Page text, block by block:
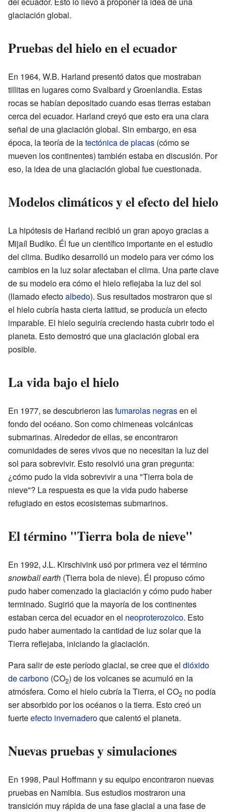
glaciación global.
Pruebas del hielo en el ecuador
En 1964, W.B. Harland presentó datos que mostraban
tillitas en lugares como Svalbard y Groenlandia. Estas
rocas se habían depositado cuando esas tierras estaban
cerca del ecuador. Harland creyó que esto era una clara
señal de una glaciación global. Sin embargo, en esa
época, la teoría de latectónica de placas (cómo se
mueven los continentes) también estaba en discusión. Por
eso, la idea de una glaciación global fue cuestionada.
Modelos climáticos y el efecto del hielo
La hipótesis de Harland recibió un gran apoyo gracias a
Mijaíl Budiko. Él fue un científico importante en el estudio
del clima. Budiko desarrolló un modelo para ver cómo los
cambios en la luz solar afectaban el clima. Una parte clave
de su modelo era cómo el hielo reflejaba la luz del sol
(llamado efectoalbedo). Sus resultados mostraron que si
el hielo cubría hasta cierta latitud, se producía un efecto
imparable. El hielo seguiría creciendo hasta cubrir todo el
planeta. Esto demostró que una glaciación global era
posible.
La vida bajo el hielo
En 1977, se descubrieron lasfumarolas negrasen el
fondo del océano. Son como chimeneas volcánicas
submarinas. Alrededor de ellas, se encontraron
comunidades de seres vivos que no necesitan la luz del
sol para sobrevivir. Esto resolvió una gran pregunta:
¿cómo pudo la vida sobrevivir a una "Tierra bola de
nieve"? La respuesta es que la vida pudo haberse
refugiado en estos ecosistemas submarinos.
El término "Tierra bola de nieve"
En 1992, J.L. Kirschivink usó por primera vez el término
snowball earth (Tierra bola de nieve). Él propuso cómo
pudo haber comenzado la glaciación y cómo pudo haber
terminado. Sugirió que la mayoría de los continentes
estaban cerca del ecuador en el neoproterozoico. Esto
pudo haber aumentado la cantidad de luz solar que la
Tierra reflejaba, iniciando la glaciación.
Para salir de este período glacial, se cree que el dióxido
de carbono (CO2) de los volcanes se acumuló en la
atmósfera. Como el hielo cubría la Tierra, el CO2 no podía
ser absorbido por los océanos o la tierra. Esto creó un
fuerteefecto invernaderoque calentó el planeta.
Nuevas pruebas y simulaciones
En 1998, Paul Hoffmann y su equipo encontraron nuevas
pruebas en Namibia. Sus estudios mostraron una
transición muy rápida de una fase glacial a una fase de